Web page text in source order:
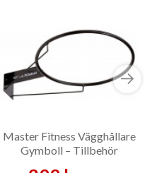
Master Fitness Vägghållare
Gymboll – Tillbehör